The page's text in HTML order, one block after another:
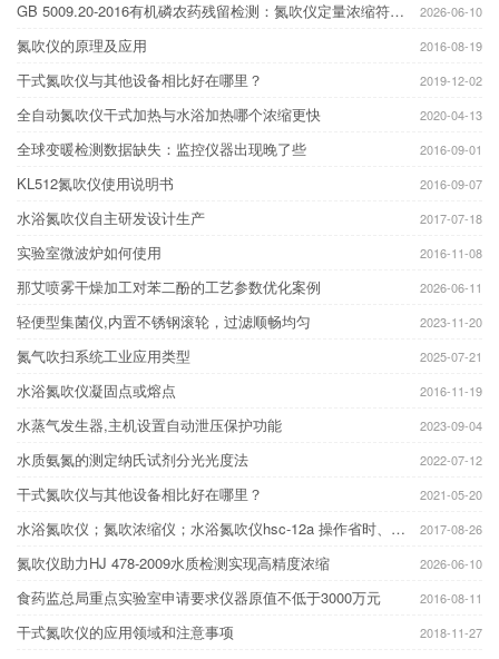
GB 5009.20-2016有机磷农药残留检测：氮吹仪定量浓缩符合国标前处理精度要求 2026-06-10
氮吹仪的原理及应用 2016-08-19
干式氮吹仪与其他设备相比好在哪里？ 2019-12-02
全自动氮吹仪干式加热与水浴加热哪个浓缩更快 2020-04-13
全球变暖检测数据缺失：监控仪器出现晚了些 2016-09-01
KL512氮吹仪使用说明书 2016-09-07
水浴氮吹仪自主研发设计生产 2017-07-18
实验室微波炉如何使用 2016-11-08
那艾喷雾干燥加工对苯二酚的工艺参数优化案例 2026-06-11
轻便型集菌仪,内置不锈钢滚轮，过滤顺畅均匀 2023-11-20
氮气吹扫系统工业应用类型 2025-07-21
水浴氮吹仪凝固点或熔点 2016-11-19
水蒸气发生器,主机设置自动泄压保护功能 2023-09-04
水质氨氮的测定纳氏试剂分光光度法 2022-07-12
干式氮吹仪与其他设备相比好在哪里？ 2021-05-20
水浴氮吹仪；氮吹浓缩仪；水浴氮吹仪hsc-12a 操作省时、方便、容易控制 2017-08-26
氮吹仪助力HJ 478-2009水质检测实现高精度浓缩 2026-06-10
食药监总局重点实验室申请要求仪器原值不低于3000万元 2016-08-11
干式氮吹仪的应用领域和注意事项 2018-11-27